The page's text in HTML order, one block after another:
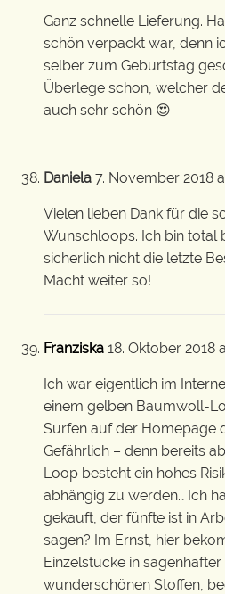
Ganz schnelle Lieferung.
schön verpackt war, denn
selber zum Geburtstag
Überlege schon, welcher
auch sehr schön 😍
Daniela 7. November 2018
Vielen lieben Dank für die
Wunschloops. Ich bin total
sicherlich nicht die letzte
Macht weiter so!
Franziska 18. Oktober 2018
Ich war eigentlich im
einem gelben Baumwoll-
Surfen auf der Homepage
Gefährlich – denn bereits
Loop besteht ein hohes
abhängig zu werden… Ich
gekauft, der fünfte ist in
sagen? Im Ernst, hier
Einzelstücke in
wunderschönen Stoffen,